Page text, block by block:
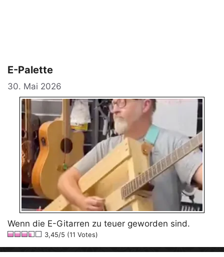
E-Palette
30. Mai 2026
Wenn die E-Gitarren zu teuer geworden sind.
3,45/5 (11 Votes)